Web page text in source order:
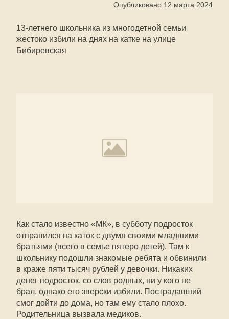
Опубликовано 12 марта 2024
13-летнего школьника из многодетной семьи
жестоко избили на днях на катке на улице
Бибиревская
Как стало известно «МК», в субботу подросток
отправился на каток с двумя своими младшими
братьями (всего в семье пятеро детей). Там к
школьнику подошли знакомые ребята и обвинили
в краже пяти тысяч рублей у девочки. Никаких
денег подросток, со слов родных, ни у кого не
брал, однако его зверски избили. Пострадавший
смог дойти до дома, но там ему стало плохо.
Родительница вызвала медиков.